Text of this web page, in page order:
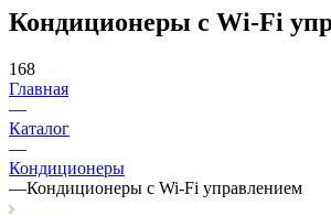
Кондиционеры с Wi-Fi
168
Главная
—
Каталог
—
Кондиционеры
—Кондиционеры с Wi-Fi управлением